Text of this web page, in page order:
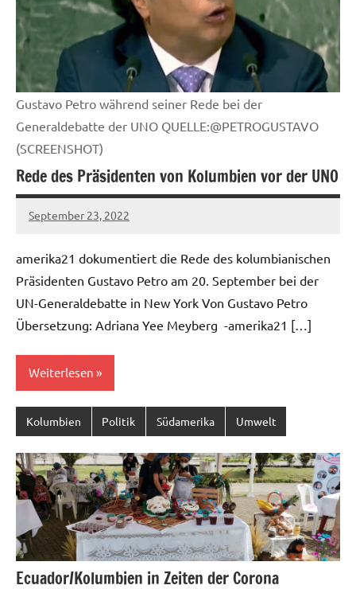
Gustavo Petro während seiner Rede bei der
Generaldebatte der UNO QUELLE:@PETROGUSTAVO
(SCREENSHOT)
Rede des Präsidenten von Kolumbien vor der UNO
September 23, 2022
U19ju-
Keine
amerika21 dokumentiert die Rede des kolumbianischen
Präsidenten Gustavo Petro am 20. September bei der
UN-Generaldebatte in New York Von Gustavo Petro
Übersetzung: Adriana Yee Meyberg -amerika21 […]
Weiterlesen
Kolumbien Politik Südamerika Umwelt
Ecuador/Kolumbien in Zeiten der Corona